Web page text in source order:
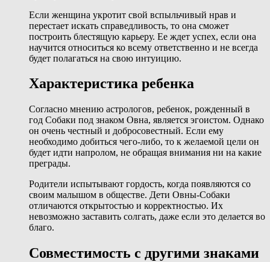
Если женщина укротит свой вспыльчивый нрав и
перестает искать справедливость, то она сможет
построить блестящую карьеру. Ее ждет успех, если она
научится относиться ко всему ответственно и не всегда
будет полагаться на свою интуицию.
Характеристика ребенка
Согласно мнению астрологов, ребенок, рожденный в
год Собаки под знаком Овна, является эгоистом. Однако
он очень честный и добросовестный. Если ему
необходимо добиться чего-либо, то к желаемой цели он
будет идти напролом, не обращая внимания ни на какие
преграды.
Родители испытывают гордость, когда появляются со
своим малышом в обществе. Дети Овны-Собаки
отличаются открытостью и корректностью. Их
невозможно заставить солгать, даже если это делается во
благо.
Совместимость с другими знаками